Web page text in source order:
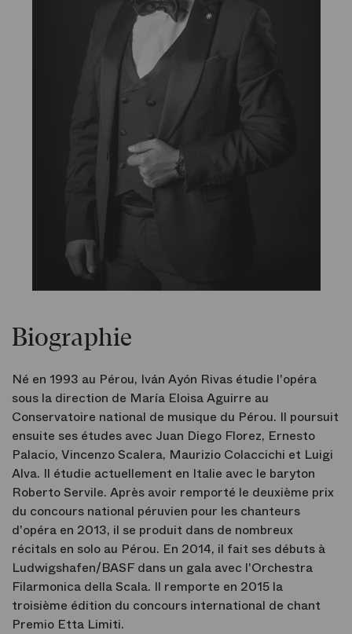
Biographie
Né en 1993 au Pérou, Iván Ayón Rivas étudie l'opéra
sous la direction de María Eloisa Aguirre au
Conservatoire national de musique du Pérou. Il poursuit
ensuite ses études avec Juan Diego Florez, Ernesto
Palacio, Vincenzo Scalera, Maurizio Colaccichi et Luigi
Alva. Il étudie actuellement en Italie avec le baryton
Roberto Servile. Après avoir remporté le deuxième prix
du concours national péruvien pour les chanteurs
d'opéra en 2013, il se produit dans de nombreux
récitals en solo au Pérou. En 2014, il fait ses débuts à
Ludwigshafen/BASF dans un gala avec l'Orchestra
Filarmonica della Scala. Il remporte en 2015 la
troisième édition du concours international de chant
Premio Etta Limiti.